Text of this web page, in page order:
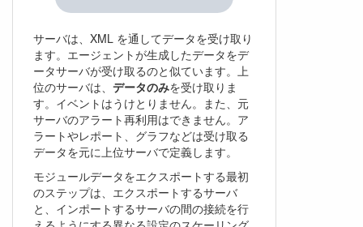
サーバは、XML を通してデータを受け取り
ます。エージェントが生成したデータをデ
ータサーバが受け取るのと似ています。上
位のサーバは、 データのみを受け取りま
す。イベントはうけとりません。また、元
サーバのアラート再利用はできません。ア
ラートやレポート、グラフなどは受け取る
データを元に上位サーバで定義します。
モジュールデータをエクスポートする最初
のステップは、エクスポートするサーバ
と、インポートするサーバの間の接続を行